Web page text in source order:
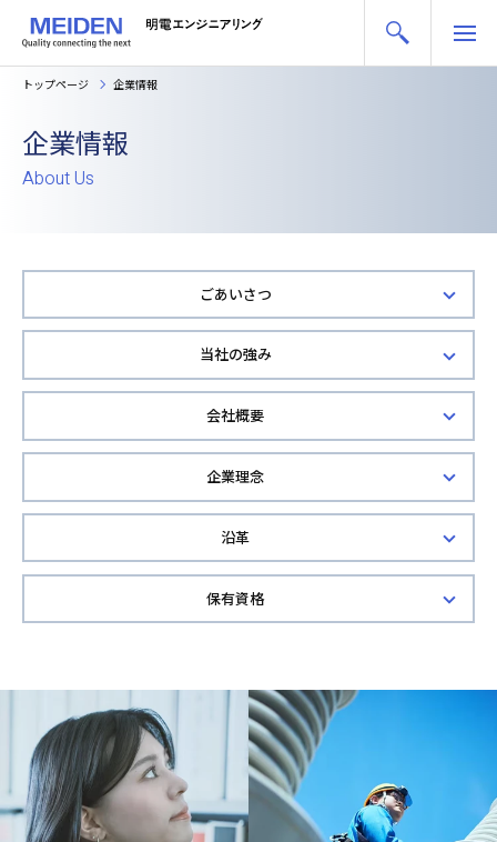
トップページ 企業情報
企業情報
About Us
ごあいさつ
当社の強み
会社概要
企業理念
沿革
保有資格